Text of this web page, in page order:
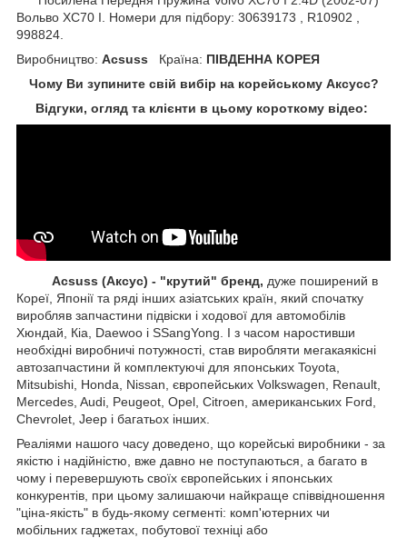
Вольво ХС70 I. Номери для підбору: 30639173 , R10902 ,
998824.
Виробництво: Acsuss Країна: ПІВДЕННА КОРЕЯ
Чому Ви зупините свій вибір на корейському Аксусс?
Відгуки, огляд та клієнти в цьому короткому відео:
Acsuss (Аксус) - "крутий" бренд, дуже поширений в
Кореї, Японії та ряді інших азіатських країн, який спочатку
виробляв запчастини підвіски і ходової для автомобілів
Хюндай, Кіа, Daewoo і SSangYong. І з часом наростивши
необхідні виробничі потужності, став виробляти мегакаякісні
автозапчастини й комплектуючі для японських Toyota,
Mitsubishi, Honda, Nissan, європейських Volkswagen, Renault,
Mercedes, Audi, Peugeot, Opel, Citroen, американських Ford,
Chevrolet, Jeep і багатьох інших.
Реаліями нашого часу доведено, що корейські виробники - за
якістю і надійністю, вже давно не поступаються, а багато в
чому і перевершують своїх європейських і японських
конкурентів, при цьому залишаючи найкраще співвідношення
"ціна-якість" в будь-якому сегменті: комп'ютерних чи
мобільних гаджетах, побутової техніці або